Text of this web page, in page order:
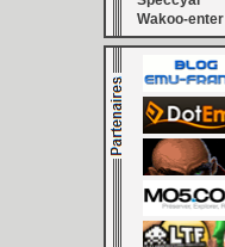
Wakoo-enter